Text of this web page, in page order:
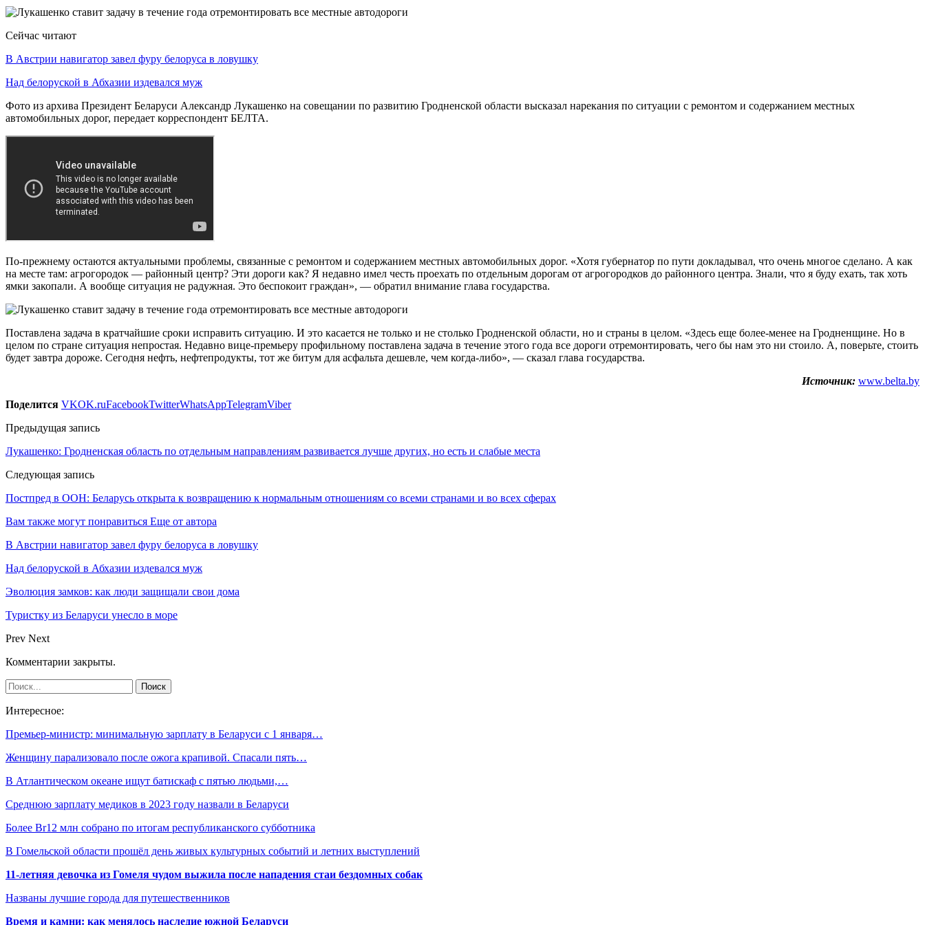
Сейчас читают
В Австрии навигатор завел фуру белоруса в ловушку
Над белоруской в Абхазии издевался муж
Фото из архива Президент Беларуси Александр Лукашенко на совещании по развитию Гродненской области высказал нарекания по ситуации с ремонтом и содержанием местных
автомобильных дорог, передает корреспондент БЕЛТА.
По-прежнему остаются актуальными проблемы, связанные с ремонтом и содержанием местных автомобильных дорог. «Хотя губернатор по пути докладывал, что очень многое сделано. А как
на месте там: агрогородок — районный центр? Эти дороги как? Я недавно имел честь проехать по отдельным дорогам от агрогородков до районного центра. Знали, что я буду ехать, так хоть
ямки закопали. А вообще ситуация не радужная. Это беспокоит граждан», — обратил внимание глава государства.
Поставлена задача в кратчайшие сроки исправить ситуацию. И это касается не только и не столько Гродненской области, но и страны в целом. «Здесь еще более-менее на Гродненщине. Но в
целом по стране ситуация непростая. Недавно вице-премьеру профильному поставлена задача в течение этого года все дороги отремонтировать, чего бы нам это ни стоило. А, поверьте, стоить
будет завтра дороже. Сегодня нефть, нефтепродукты, тот же битум для асфальта дешевле, чем когда-либо», — сказал глава государства.
Источник: www.belta.by
Поделится VKOK.ruFacebookTwitterWhatsAppTelegramViber
Предыдущая запись
Лукашенко: Гродненская область по отдельным направлениям развивается лучше других, но есть и слабые места
Следующая запись
Постпред в ООН: Беларусь открыта к возвращению к нормальным отношениям со всеми странами и во всех сферах
Вам также могут понравиться Еще от автора
В Австрии навигатор завел фуру белоруса в ловушку
Над белоруской в Абхазии издевался муж
Эволюция замков: как люди защищали свои дома
Туристку из Беларуси унесло в море
Prev Next
Комментарии закрыты.
Интересное:
Премьер-министр: минимальную зарплату в Беларуси с 1 января…
Женщину парализовало после ожога крапивой. Спасали пять…
В Атлантическом океане ищут батискаф с пятью людьми,…
Среднюю зарплату медиков в 2023 году назвали в Беларуси
Более Br12 млн собрано по итогам республиканского субботника
В Гомельской области прошёл день живых культурных событий и летних выступлений
11-летняя девочка из Гомеля чудом выжила после нападения стаи бездомных собак
Названы лучшие города для путешественников
Время и камни: как менялось наследие южной Беларуси